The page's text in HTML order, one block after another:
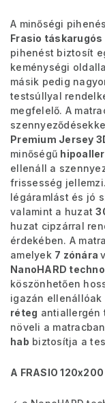
A minőségi
Frasio
pihenést biztosít
keménységi
másik pedig
testsúllyal
megfelelő. A
Premium Jersey
minőségű
ellenáll a
frissesség
légáramlást és jó
valamint a huzat
huzat cipzárral
érdekében. A
amelyek 7 zónára
NanoHARD
köszönhetően
igazán ellenállóak
réteg antiallergén
növeli a
hab biztosítja a
A FRASIO